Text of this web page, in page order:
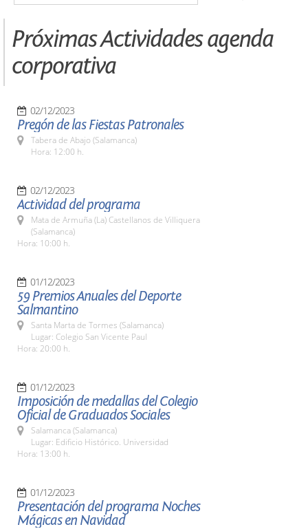
Próximas Actividades agenda
corporativa
02/12/2023
Pregón de las Fiestas Patronales
Tabera de Abajo (Salamanca)
Hora: 12:00 h.
02/12/2023
Actividad del programa
Mata de Armuña (La) Castellanos de Villiquera
(Salamanca)
Hora: 10:00 h.
01/12/2023
59 Premios Anuales del Deporte
Salmantino
Santa Marta de Tormes (Salamanca)
Lugar: Colegio San Vicente Paul
Hora: 20:00 h.
01/12/2023
Imposición de medallas del Colegio
Oficial de Graduados Sociales
Salamanca (Salamanca)
Lugar: Edificio Histórico. Universidad
Hora: 13:00 h.
01/12/2023
Presentación del programa Noches
Mágicas en Navidad